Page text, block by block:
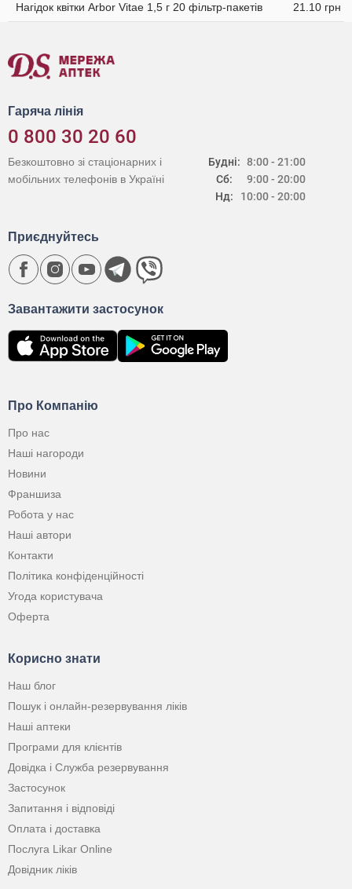
Нагідок квітки Arbor Vitae 1,5 г 20 фільтр-пакетів 21.10 грн
Гаряча лінія
0 800 30 20 60
Будні:
Сб:
Нд:
8:00 - 21:00
9:00 - 20:00
10:00 - 20:00
Безкоштовно зі стаціонарних і
мобільних телефонів в Україні
Про Компанію
Про нас
Наші нагороди
Новини
Франшиза
Робота у нас
Наші автори
Контакти
Політика конфіденційності
Угода користувача
Оферта
Корисно знати
Наш блог
Пошук і онлайн-резервування ліків
Наші аптеки
Програми для клієнтів
Довідка і Служба резервування
Застосунок
Запитання і відповіді
Оплата і доставка
Послуга Likar Online
Довідник ліків
Завантажити застосунок
Приєднуйтесь